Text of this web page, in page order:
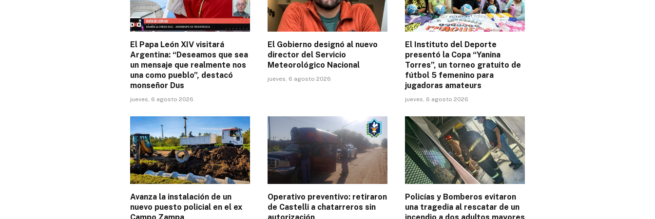
El Papa León XIV visitará
Argentina: “Deseamos que sea
un mensaje que realmente nos
una como pueblo”, destacó
monseñor Dus
jueves, 6 agosto 2026
El Gobierno designó al nuevo
director del Servicio
Meteorológico Nacional
jueves, 6 agosto 2026
El Instituto del Deporte
presentó la Copa “Yanina
Torres”, un torneo gratuito de
fútbol 5 femenino para
jugadoras amateurs
jueves, 6 agosto 2026
Avanza la instalación de un
nuevo puesto policial en el ex
Campo Zampa
Operativo preventivo: retiraron
de Castelli a chatarreros sin
autorización
Policías y Bomberos evitaron
una tragedia al rescatar de un
incendio a dos adultos mayores